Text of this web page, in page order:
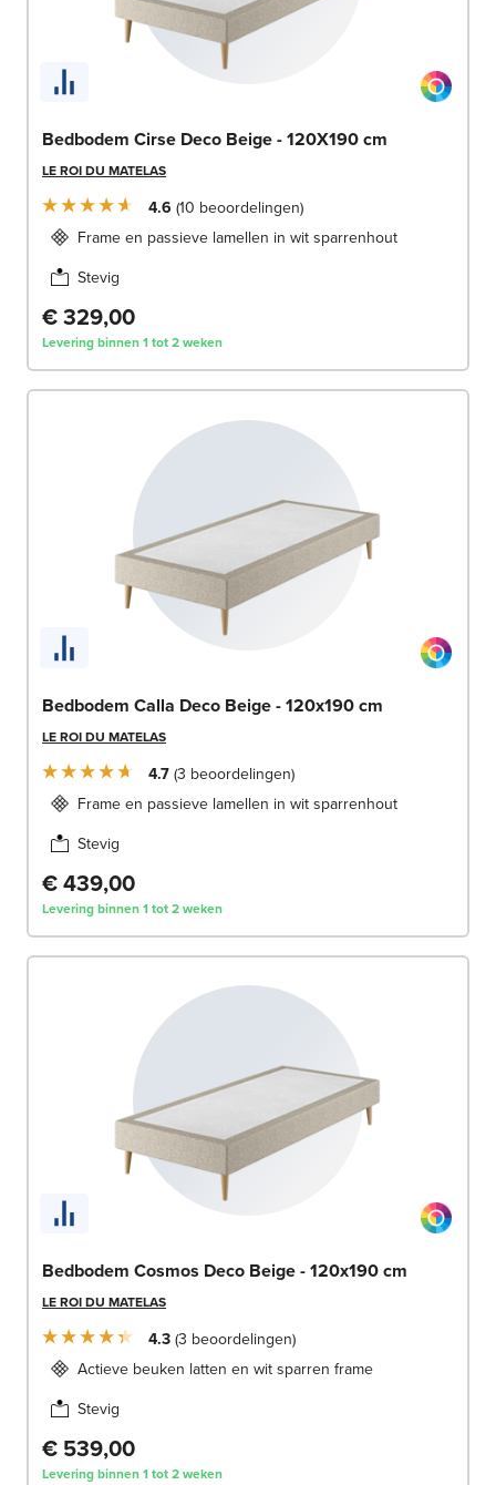
Bedbodem Cirse Deco Beige - 120X190 cm
LE ROI DU MATELAS
4.6 10 beoordelingen
Frame en passieve lamellen in wit sparrenhout
Stevig
€ 329,00
Levering binnen 1 tot 2 weken
Bedbodem Calla Deco Beige - 120x190 cm
LE ROI DU MATELAS
4.7 3 beoordelingen
Frame en passieve lamellen in wit sparrenhout
Stevig
€ 439,00
Levering binnen 1 tot 2 weken
Bedbodem Cosmos Deco Beige - 120x190 cm
LE ROI DU MATELAS
4.3 3 beoordelingen
Actieve beuken latten en wit sparren frame
Stevig
€ 539,00
Levering binnen 1 tot 2 weken